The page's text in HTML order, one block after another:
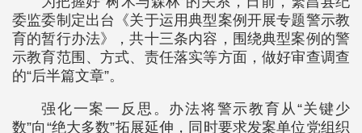
委监委制定出台《关于运用典型案例开展专题警示教
育的暂行办法》，共十三条内容，围绕典型案例的警
示教育范围、方式、责任落实等方面，做好审查调查
的“后半篇文章”。
强化一案一反思。办法将警示教育从“关键少
数”向“绝大多数”拓展延伸，同时要求发案单位党组织